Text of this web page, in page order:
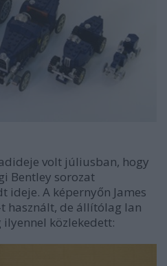
volt júliusban, hogy
Bentley sorozat
ideje. A képernyőn James
használt, de állítólag Ian
ilyennel közlekedett: